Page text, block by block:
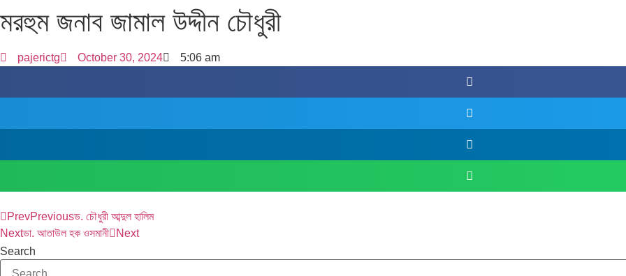
মরহুম জনাব জামাল উদ্দীন চৌধুরী
pajerictg October 30, 2024 5:06 am
PrevPreviousড. চৌধুরী আব্দুল হালিম
Nextডা. আতাউল হক ওসমানী
Next
Search